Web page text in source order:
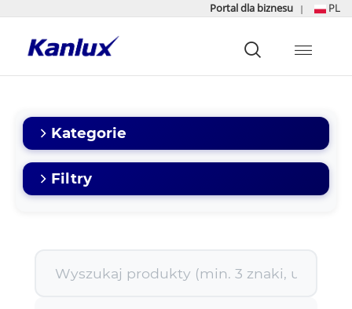
Portal dla biznesu | PL
główna
Kategorie
Filtry